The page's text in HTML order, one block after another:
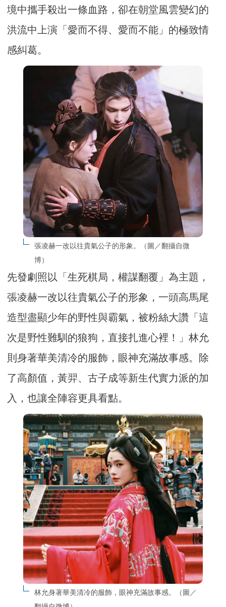
境中攜手殺出一條血路，卻在朝堂風雲變幻的
洪流中上演「愛而不得、愛而不能」的極致情
感糾葛。
張凌赫一改以往貴氣公子的形象。（圖／翻攝自微
博）
先發劇照以「生死棋局，權謀翻覆」為主題，
張凌赫一改以往貴氣公子的形象，一頭高馬尾
造型盡顯少年的野性與霸氣，被粉絲大讚「這
次是野性難馴的狼狗，直接扎進心裡！」林允
則身著華美清冷的服飾，眼神充滿故事感。除
了高顏值，黃羿、古子成等新生代實力派的加
入，也讓全陣容更具看點。
林允身著華美清冷的服飾，眼神充滿故事感。（圖／